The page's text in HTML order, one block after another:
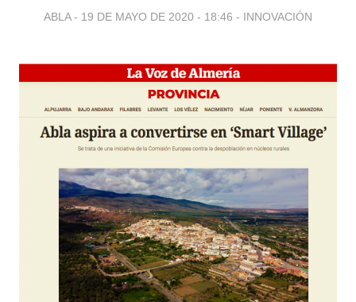
ABLA - 19 DE MAYO DE 2020 - 18:46 - INNOVACIÓN